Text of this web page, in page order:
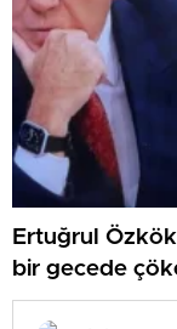
Ertuğrul
bir gecede